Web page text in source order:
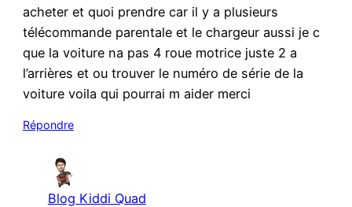
acheter et quoi prendre car il y a plusieurs
télécommande parentale et le chargeur aussi je c
que la voiture na pas 4 roue motrice juste 2 a
l’arrières et ou trouver le numéro de série de la
voiture voila qui pourrai m aider merci
Répondre
Blog Kiddi Quad